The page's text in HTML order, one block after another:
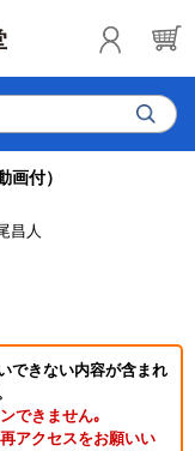
画付）
昌人
できない内容が含まれ
できません｡
アクセスをお願いい